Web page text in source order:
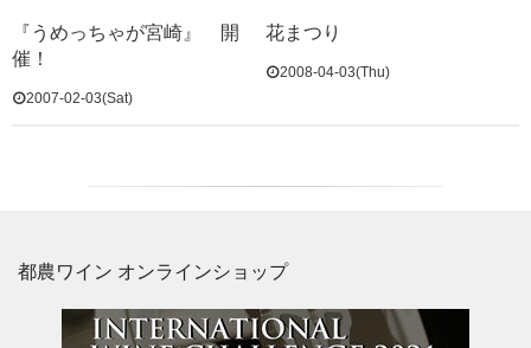
『うめっちゃが宮崎』 開
催！
2007-02-03(Sat)
花まつり
2008-04-03(Thu)
都農ワイン オンラインショップ